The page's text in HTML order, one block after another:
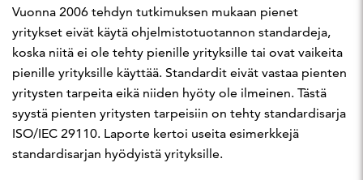
Vuonna 2006 tehdyn tutkimuksen mukaan pienet
yritykset eivät käytä ohjelmistotuotannon standardeja,
koska niitä ei ole tehty pienille yrityksille tai ovat vaikeita
pienille yrityksille käyttää. Standardit eivät vastaa pienten
yritysten tarpeita eikä niiden hyöty ole ilmeinen. Tästä
syystä pienten yritysten tarpeisiin on tehty standardisarja
ISO/IEC 29110. Laporte kertoi useita esimerkkejä
standardisarjan hyödyistä yrityksille.